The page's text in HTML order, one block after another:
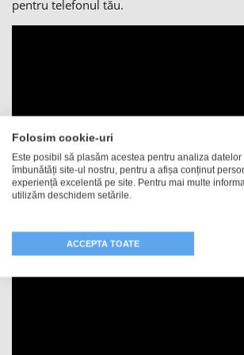
pentru telefonul tău.
Folosim cookie-uri
Este posibil să plasăm acestea pentru analiza
îmbunătăți site-ul nostru, pentru a afișa conținut
experiență excelentă pe site. Pentru mai multe
utilizăm deschidem setările.
ACCEPTA TOATE